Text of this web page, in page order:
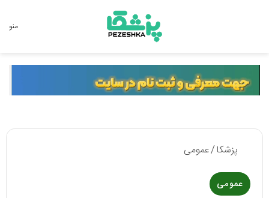
منو
پزشکا/عمومی
عمومی